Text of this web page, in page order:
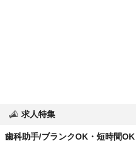
求人特集
歯科助手/ブランクOK・短時間OK